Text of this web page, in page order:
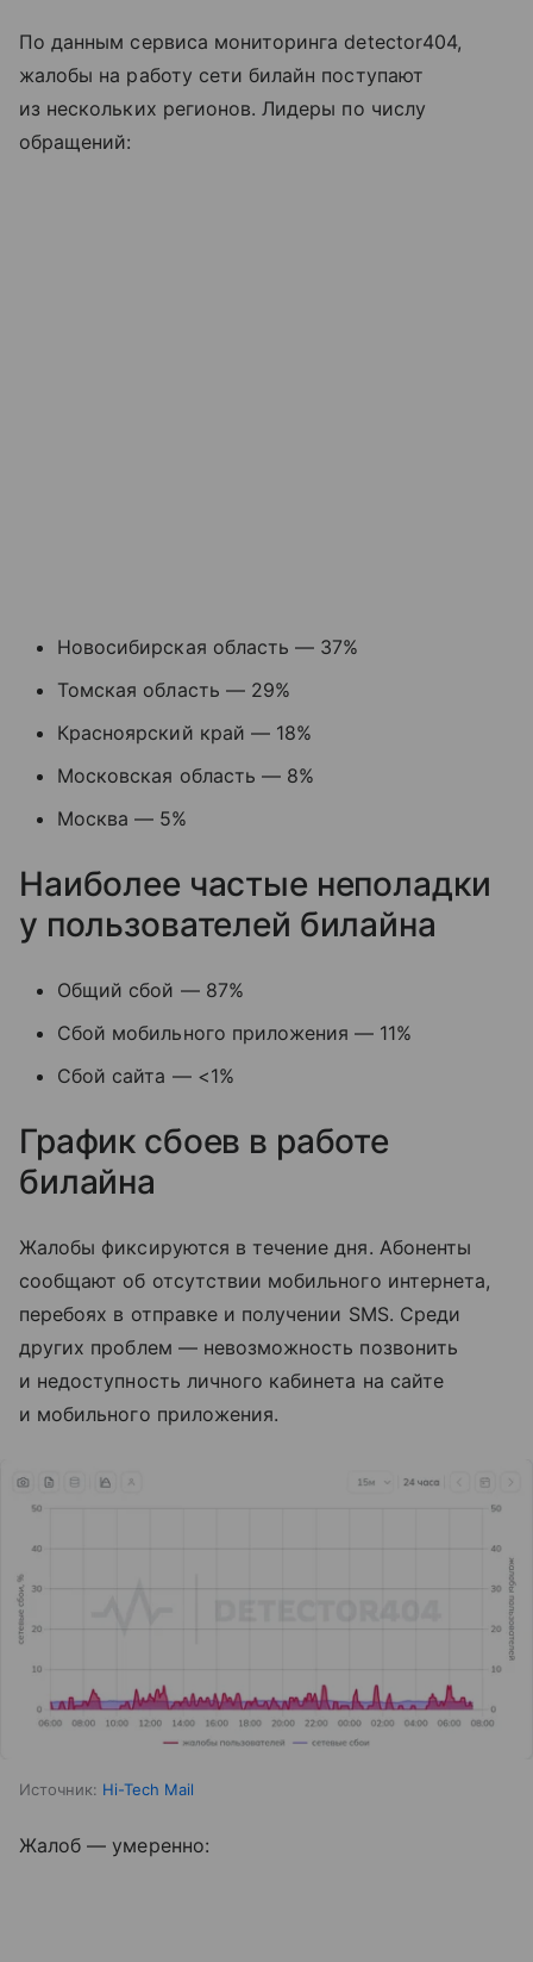
По данным сервиса мониторинга detector404,
жалобы на работу сети билайн поступают
из нескольких регионов. Лидеры по числу
обращений:
Новосибирская область — 37%
Томская область — 29%
Красноярский край — 18%
Московская область — 8%
Москва — 5%
Наиболее частые неполадки
у пользователей билайна
Общий сбой — 87%
Сбой мобильного приложения — 11%
Сбой сайта — <1%
График сбоев в работе
билайна
Жалобы фиксируются в течение дня. Абоненты
сообщают об отсутствии мобильного интернета,
перебоях в отправке и получении SMS. Среди
других проблем — невозможность позвонить
и недоступность личного кабинета на сайте
и мобильного приложения.
Источник: Hi-Tech Mail
Жалоб — умеренно: